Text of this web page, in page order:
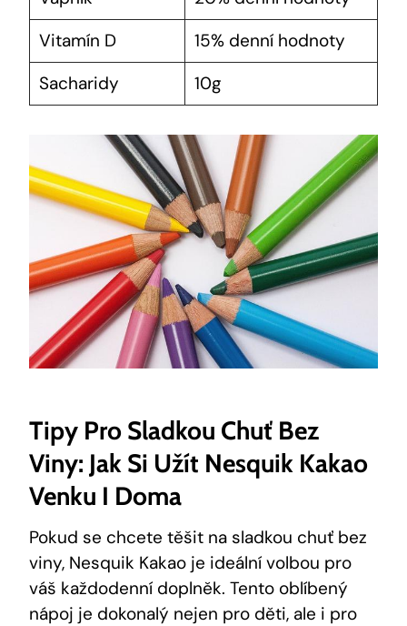
Vitamín D
15% denní hodnoty
Sacharidy
10g
Tipy Pro Sladkou Chuť Bez
Viny: Jak Si Užít Nesquik Kakao
Venku I Doma
Pokud se chcete těšit na sladkou chuť bez
viny, Nesquik Kakao je ideální volbou pro
váš každodenní doplněk. Tento oblíbený
nápoj je dokonalý nejen pro děti, ale i pro